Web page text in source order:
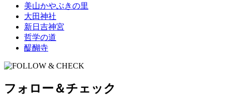
美山かやぶきの里
大田神社
新日吉神宮
哲学の道
醍醐寺
フォロー＆チェック